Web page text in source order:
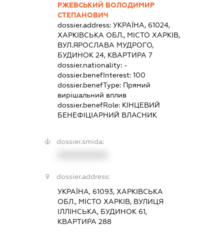
РЖЕВСЬКИЙ ВОЛОДИМИР
СТЕПАНОВИЧ
dossier.address:УКРАЇНА, 61024,
ХАРКІВСЬКА ОБЛ., МІСТО ХАРКІВ,
ВУЛ.ЯРОСЛАВА МУДРОГО,
БУДИНОК 24, КВАРТИРА 7
dossier.nationality: -
dossier.benefInterest:100
dossier.benefType: Прямий
вирішальний вплив
dossier.benefRole: КІНЦЕВИЙ
БЕНЕФІЦІАРНИЙ ВЛАСНИК
dossier.smida:
dossier.address:
УКРАЇНА, 61093, ХАРКІВСЬКА
ОБЛ., МІСТО ХАРКІВ, ВУЛИЦЯ
ІЛЛІНСЬКА, БУДИНОК 61,
КВАРТИРА 288